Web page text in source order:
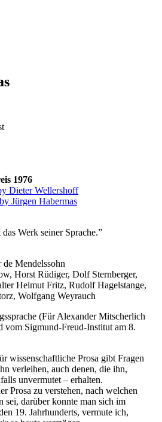
1976
Dieter Wellershoff
Jürgen Habermas
Werk seiner Sprache.
de Mendelssohn
Horst Rüdiger, Dolf Sternberger,
Helmut Fritz, Rudolf Hagelstange,
Wolfgang Weyrauch
(Für Alexander Mitscherlich
vom Sigmund-Freud-Institut am 8.
wissenschaftliche Prosa gibt Fragen
verleihen, auch denen, die ihn,
unvermutet – erhalten.
Prosa zu verstehen, nach welchen
sei, darüber konnte man sich im
19. Jahrhunderts, vermute ich,